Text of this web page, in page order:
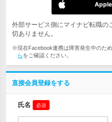
Apple
外部サービス側にマイナビ転職の
切ありません。
※現在Facebook連携は障害発生中のた
らをご確認ください。
直接会員登録をする
氏名 必須